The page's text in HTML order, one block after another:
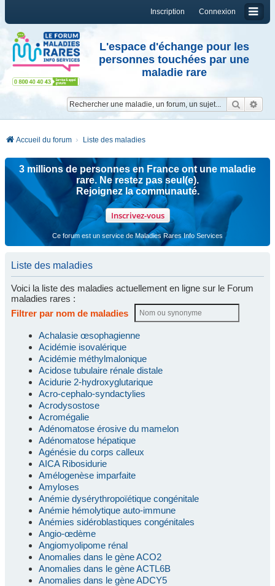
Connexion
Inscription
L'espace d'échange pour les
personnes touchées par une
maladie rare
Accueil du forum Liste des maladies
3 millions de personnes en France ont une maladie
rare. Ne restez pas seul(e).
Rejoignez la communauté.
Inscrivez-vous
Ce forum est un service de Maladies Rares Info Services
Liste des maladies
Voici la liste des maladies actuellement en ligne sur le Forum
maladies rares :
Filtrer par nom de maladies
Achalasie œsophagienne
Acidémie isovalérique
Acidémie méthylmalonique
Acidose tubulaire rénale distale
Acidurie 2-hydroxyglutarique
Acro-cephalo-syndactylies
Acrodysostose
Acromégalie
Adénomatose érosive du mamelon
Adénomatose hépatique
Agénésie du corps calleux
AICA Ribosidurie
Amélogenèse imparfaite
Amyloses
Anémie dysérythropoïétique congénitale
Anémie hémolytique auto-immune
Anémies sidéroblastiques congénitales
Angio-œdème
Angiomyolipome rénal
Anomalies dans le gène ACO2
Anomalies dans le gène ACTL6B
Anomalies dans le gène ADCY5